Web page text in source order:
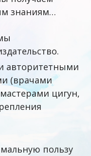
знаниям…
авторитетными
(врачами
цигун,
пользу